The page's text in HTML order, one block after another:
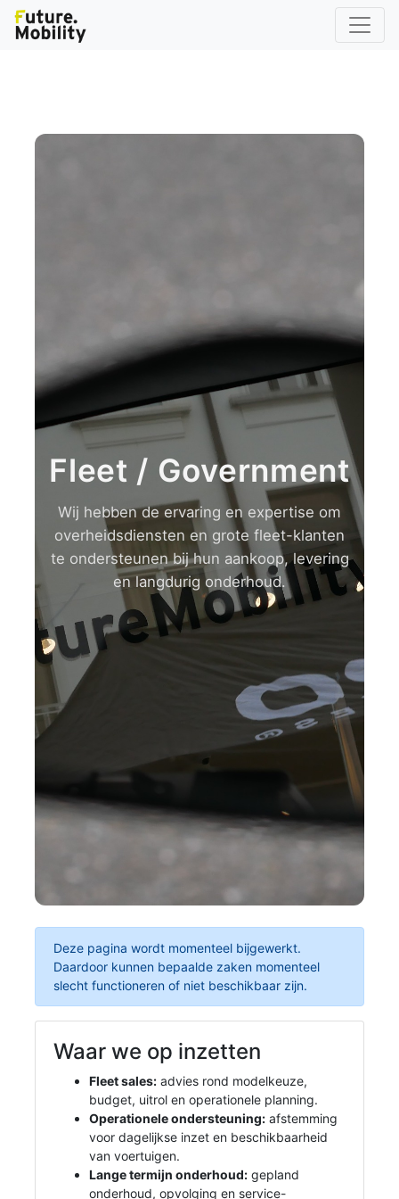
Fleet / Government
Wij hebben de ervaring en expertise om
overheidsdiensten en grote fleet-klanten
te ondersteunen bij hun aankoop, levering
en langdurig onderhoud.
Deze pagina wordt momenteel bijgewerkt.
Daardoor kunnen bepaalde zaken momenteel
slecht functioneren of niet beschikbaar zijn.
Waar we op inzetten
Fleet sales: advies rond modelkeuze,
budget, uitrol en operationele planning.
Operationele ondersteuning: afstemming
voor dagelijkse inzet en beschikbaarheid
van voertuigen.
Lange termijn onderhoud: gepland
onderhoud, opvolging en service-